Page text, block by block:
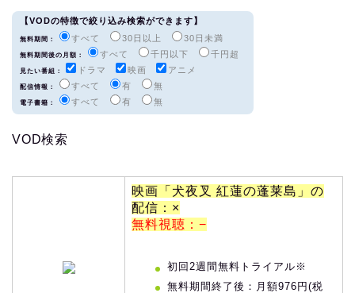
【VODの特徴で絞り込み検索ができます】
無料期間： すべて 30日以上 30日未満
無料期間後の月額： すべて 千円以下 千円超
見たい番組： ドラマ 映画 アニメ
配信情報： すべて 有 無
電子書籍： すべて 有 無
VOD検索
映画「犬夜叉 紅蓮の蓬莱島」の
配信：×
無料視聴：−
初回2週間無料トライアル※
無料期間終了後：月額976円(税